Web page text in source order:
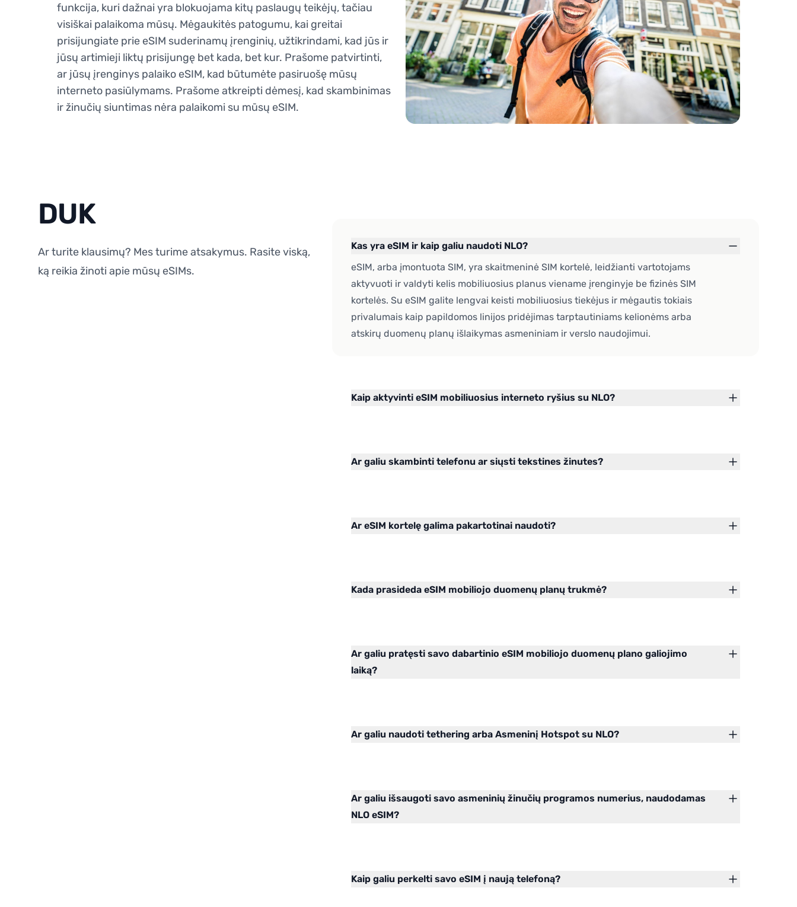
funkcija, kuri dažnai yra blokuojama kitų paslaugų teikėjų, tačiau
visiškai palaikoma mūsų. Mėgaukitės patogumu, kai greitai
prisijungiate prie eSIM suderinamų įrenginių, užtikrindami, kad jūs ir
jūsų artimieji liktų prisijungę bet kada, bet kur. Prašome patvirtinti,
ar jūsų įrenginys palaiko eSIM, kad būtumėte pasiruošę mūsų
interneto pasiūlymams. Prašome atkreipti dėmesį, kad skambinimas
ir žinučių siuntimas nėra palaikomi su mūsų eSIM.
DUK
Ar turite klausimų? Mes turime atsakymus. Rasite viską,
ką reikia žinoti apie mūsų eSIMs.
Kas yra eSIM ir kaip galiu naudoti NLO?
eSIM, arba įmontuota SIM, yra skaitmeninė SIM kortelė, leidžianti vartotojams
aktyvuoti ir valdyti kelis mobiliuosius planus viename įrenginyje be fizinės SIM
kortelės. Su eSIM galite lengvai keisti mobiliuosius tiekėjus ir mėgautis tokiais
privalumais kaip papildomos linijos pridėjimas tarptautiniams kelionėms arba
atskirų duomenų planų išlaikymas asmeniniam ir verslo naudojimui.
Kaip aktyvinti eSIM mobiliuosius interneto ryšius su NLO?
Ar galiu skambinti telefonu ar siųsti tekstines žinutes?
Ar eSIM kortelę galima pakartotinai naudoti?
Kada prasideda eSIM mobiliojo duomenų planų trukmė?
Ar galiu pratęsti savo dabartinio eSIM mobiliojo duomenų plano galiojimo
laiką?
Ar galiu naudoti tethering arba Asmeninį Hotspot su NLO?
Ar galiu išsaugoti savo asmeninių žinučių programos numerius, naudodamas
NLO eSIM?
Kaip galiu perkelti savo eSIM į naują telefoną?